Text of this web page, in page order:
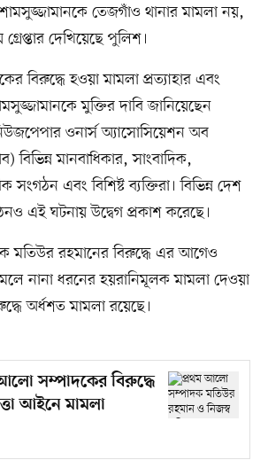
তেজগাঁও থানার মামলা নয়,
দেখিয়েছে পুলিশ।
বিরুদ্ধে হওয়া মামলা প্রত্যাহার এবং
মুক্তির দাবি জানিয়েছেন
ওনার্স অ্যাসোসিয়েশন অব
বিভিন্ন মানবাধিকার, সাংবাদিক,
এবং বিশিষ্ট ব্যক্তিরা। বিভিন্ন দেশ
এই ঘটনায় উদ্বেগ প্রকাশ করেছে।
মতিউর রহমানের বিরুদ্ধে এর আগেও
নানা ধরনের হয়রানিমূলক মামলা দেওয়া
অর্ধশত মামলা রয়েছে।
সম্পাদকের বিরুদ্ধে
আইনে মামলা